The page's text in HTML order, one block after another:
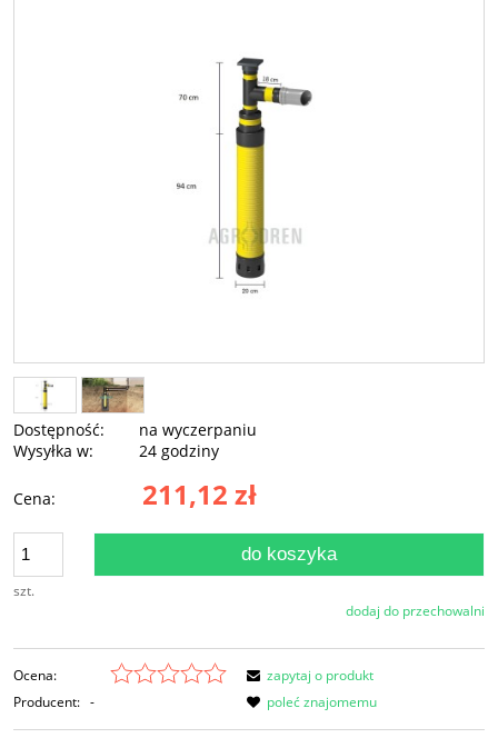
Dostępność:
na wyczerpaniu
Wysyłka w:
24 godziny
Cena: 211,12 zł
szt.
do koszyka
dodaj do przechowalni
Ocena:
Producent: -
zapytaj o produkt
poleć znajomemu